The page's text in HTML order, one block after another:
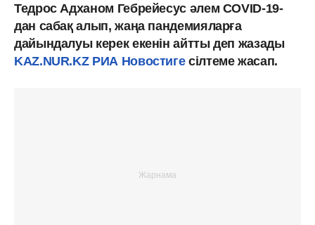
Тедрос Адханом Гебрейесус әлем COVID-19-
дан сабақ алып, жаңа пандемияларға
дайындалуы керек екенін айтты деп жазады
KAZ.NUR.KZ РИА Новостигесілтеме жасап.